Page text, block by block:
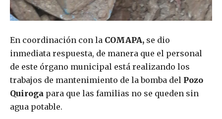
En coordinación con la COMAPA, se dio
inmediata respuesta, de manera que el personal
de este órgano municipal está realizando los
trabajos de mantenimiento de la bomba del Pozo
Quiroga para que las familias no se queden sin
agua potable.